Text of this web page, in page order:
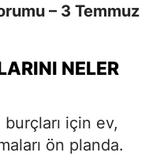
– 3 Temmuz
NELER
için ev,
ön planda.